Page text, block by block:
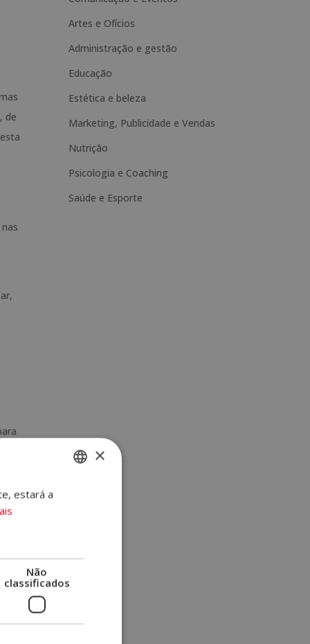
de
n
a
t
e
:
Artes e Ofícios
Administração e gestão
Educação
Estética e beleza
Marketing, Publicidade e Vendas
Nutrição
Psicologia e Coaching
Saúde e Esporte
SPANISH
×
estará a
Não
classificados